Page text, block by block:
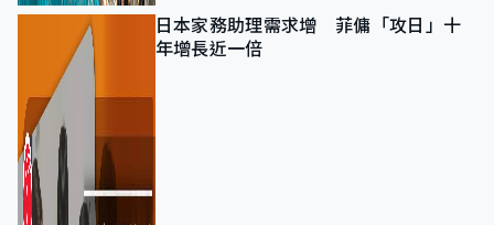
日本家務助理需求增 菲傭「攻日」十
年增長近一倍